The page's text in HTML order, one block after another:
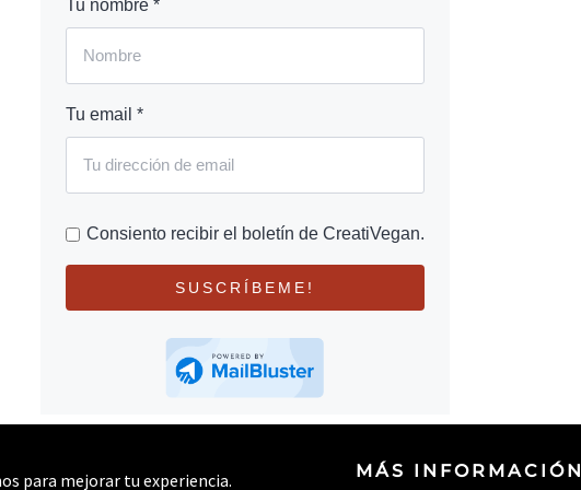
para mejorar tu experiencia. MÁS INFORMACIÓN
Tu nombre *
Tu email *
Consiento recibir el boletín de CreatiVegan.
SUSCRÍBEME!